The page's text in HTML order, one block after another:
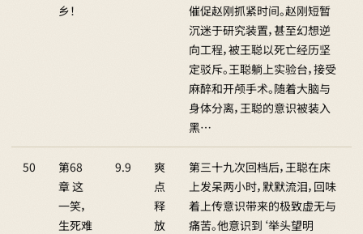
乡！
催促赵刚抓紧时间。赵刚短暂
沉迷于研究装置，甚至幻想逆
向工程，被王聪以死亡经历坚
定驳斥。王聪躺上实验台，接受
麻醉和开颅手术。随着大脑与
身体分离，王聪的意识被装入
黑…
50
第68
章 这
一笑，
生死难
9.9
爽
点
释
放
第三十九次回档后，王聪在床
上发呆两小时，默默流泪，回味
着上传意识带来的极致虚无与
痛苦。他意识到‘举头望明